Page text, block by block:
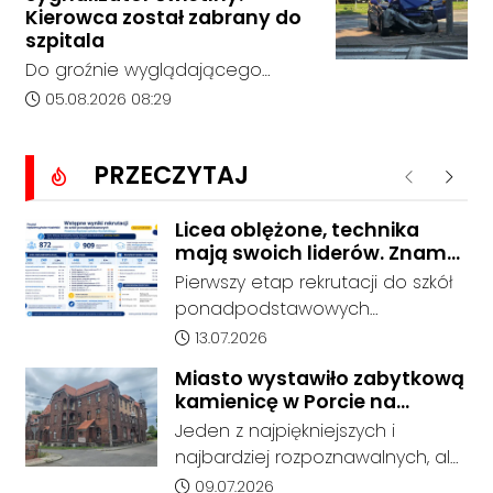
bez rozstrzygnięcia. Mimo
wcześniejszego zainteresowania
terenem ze strony sieci Dino, do
postępowania nie zgłosił się
żaden oferent.
Kierowca został zabrany do
szpitala
Do groźnie wyglądającego
zdarzenia drogowego doszło w
godziny 6:30 kierujący
samochodem marki Honda
zjechał z drogi i uderzył w
sygnalizator świetlny.
Data dodania artykułu:
05.08.2026 08:29
PRZECZYTAJ Poprzednie
Licea oblężone, technika
mają swoich liderów. Znamy
wstępne wyniki rekrutacji do
szkół w powiecie
Pierwszy etap rekrutacji do szkół
ponadpodstawowych
prowadzonych przez Powiat
coraz wyraźniejsze preferencje
tegorocznych absolwentów szkół
podstawowych. Dane dotyczą
kandydatów, którzy wskazali dany
Data dodania artykułu:
13.07.2026
Miasto wystawiło zabytkową
kamienicę w Porcie na
sprzedaż. W dawnym hotelu
mają powstać mieszkania
Jeden z najpiękniejszych i
najbardziej rozpoznawalnych, ale
też najbardziej niszczejących
Data dodania artykułu:
09.07.2026